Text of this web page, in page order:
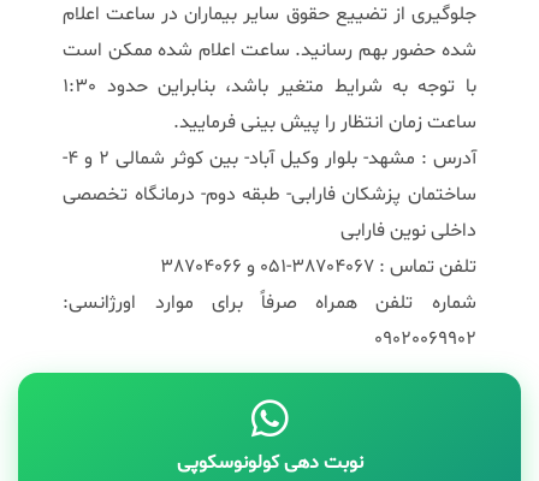
جلوگیری از تضییع حقوق سایر بیماران در ساعت اعلام
شده حضور بهم رسانید. ساعت اعلام شده ممکن است
با توجه به شرایط متغیر باشد، بنابراین حدود 1:30
ساعت زمان انتظار را پیش بینی فرمایید.
آدرس : مشهد- بلوار وکیل آباد- بین کوثر شمالی 2 و 4-
ساختمان پزشکان فارابی- طبقه دوم- درمانگاه تخصصی
داخلی نوین فارابی
تلفن تماس : 38704067-051 و 38704066
شماره تلفن همراه صرفاً برای موارد اورژانسی:
09020069902
نوبت دهی کولونوسکوپی